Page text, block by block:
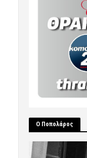
Ο Ποπολάρος